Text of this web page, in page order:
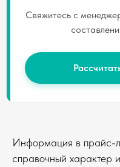
Свяжитесь с
Информация в прайс-
справочный характер